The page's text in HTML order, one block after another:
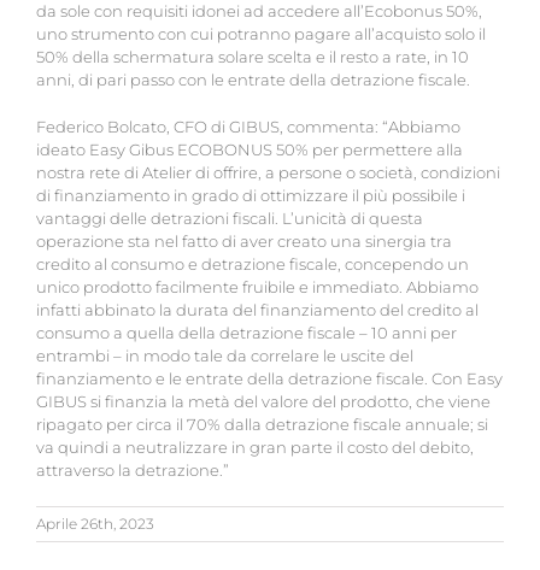
da sole con requisiti idonei ad accedere all’Ecobonus 50%,
uno strumento con cui potranno pagare all’acquisto solo il
50% della schermatura solare scelta e il resto a rate, in 10
anni, di pari passo con le entrate della detrazione fiscale.
Federico Bolcato, CFO di GIBUS, commenta: “Abbiamo
ideato Easy Gibus ECOBONUS 50% per permettere alla
nostra rete di Atelier di offrire, a persone o società, condizioni
di finanziamento in grado di ottimizzare il più possibile i
vantaggi delle detrazioni fiscali. L’unicità di questa
operazione sta nel fatto di aver creato una sinergia tra
credito al consumo e detrazione fiscale, concependo un
unico prodotto facilmente fruibile e immediato. Abbiamo
infatti abbinato la durata del finanziamento del credito al
consumo a quella della detrazione fiscale – 10 anni per
entrambi – in modo tale da correlare le uscite del
finanziamento e le entrate della detrazione fiscale. Con Easy
GIBUS si finanzia la metà del valore del prodotto, che viene
ripagato per circa il 70% dalla detrazione fiscale annuale; si
va quindi a neutralizzare in gran parte il costo del debito,
attraverso la detrazione.”
Aprile 26th, 2023